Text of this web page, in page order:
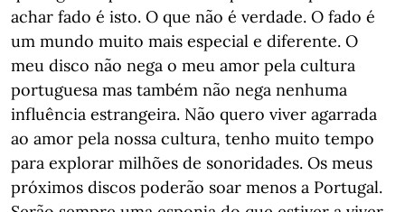
achar fado é isto. O que não é verdade. O fado é
um mundo muito mais especial e diferente. O
meu disco não nega o meu amor pela cultura
portuguesa mas também não nega nenhuma
influência estrangeira. Não quero viver agarrada
ao amor pela nossa cultura, tenho muito tempo
para explorar milhões de sonoridades. Os meus
próximos discos poderão soar menos a Portugal.